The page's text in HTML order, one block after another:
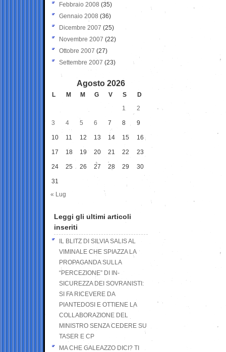
Febbraio 2008 (35)
Gennaio 2008 (36)
Dicembre 2007 (25)
Novembre 2007 (22)
Ottobre 2007 (27)
Settembre 2007 (23)
Agosto 2026
L M M G V S
D
1
2
3 4 5 6 7 8 9
10 11 12 13 14 15 16
17 18 19 20 21 22 23
24 25 26 27 28 29 30
31
« Lug
Leggi gli ultimi articoli
inseriti
IL BLITZ DI SILVIA SALIS AL
VIMINALE CHE SPIAZZA LA
PROPAGANDA SULLA
“PERCEZIONE” DI IN-
SICUREZZA DEI SOVRANISTI:
SI FA RICEVERE DA
PIANTEDOSI E OTTIENE LA
COLLABORAZIONE DEL
MINISTRO SENZA CEDERE SU
TASER E CP
MA CHE GALEAZZO DICI? TI